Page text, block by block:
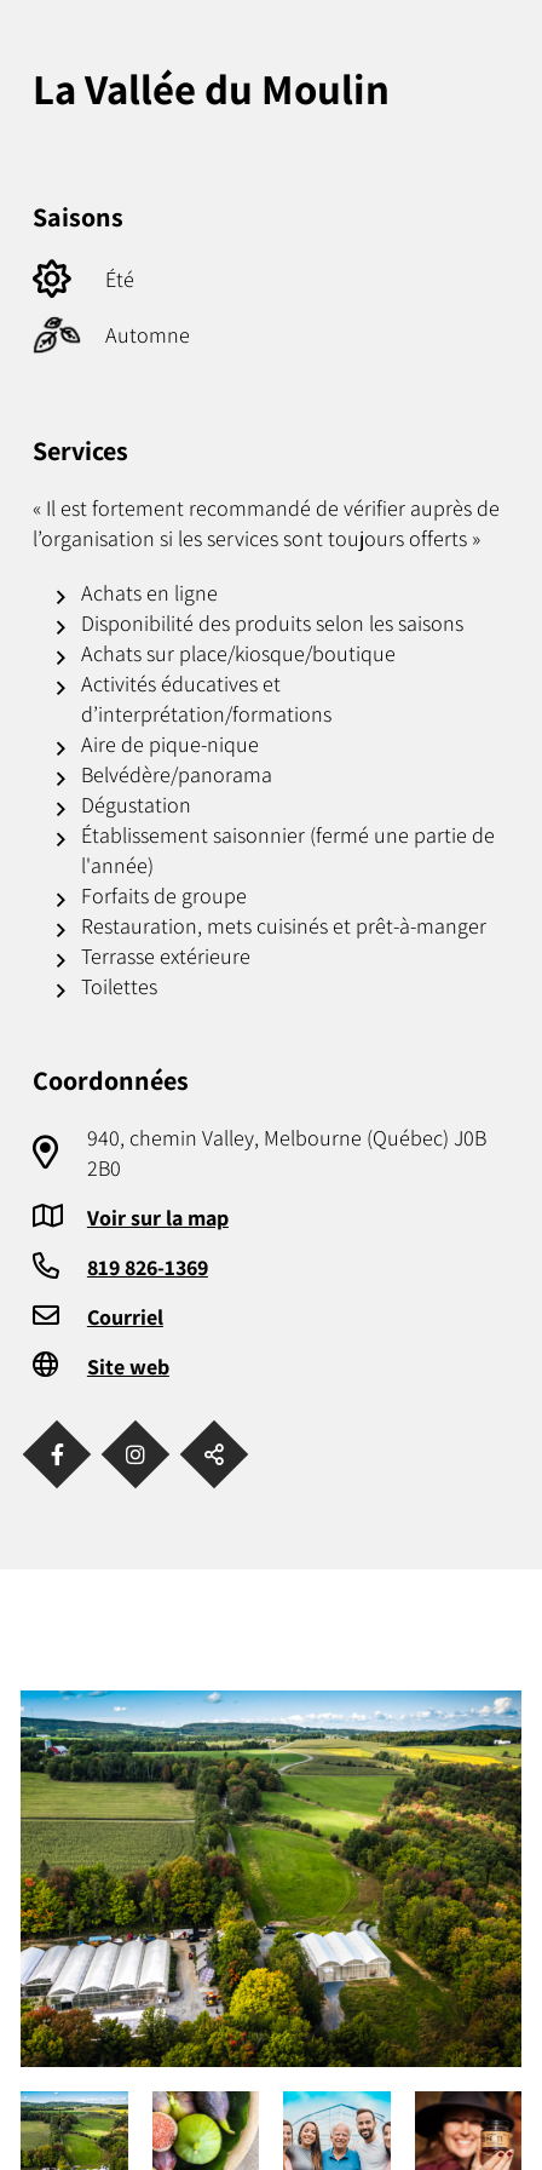
La Vallée du Moulin
Saisons
Été
Automne
Services
« Il est fortement recommandé de vérifier auprès de
l’organisation si les services sont toujours offerts »
Achats en ligne
Disponibilité des produits selon les saisons
Achats sur place/kiosque/boutique
Activités éducatives et
d’interprétation/formations
Aire de pique-nique
Belvédère/panorama
Dégustation
Établissement saisonnier (fermé une partie de
l'année)
Forfaits de groupe
Restauration, mets cuisinés et prêt-à-manger
Terrasse extérieure
Toilettes
Coordonnées
940, chemin Valley, Melbourne (Québec) J0B
2B0
Voir sur la map
819 826-1369
Courriel
Site web